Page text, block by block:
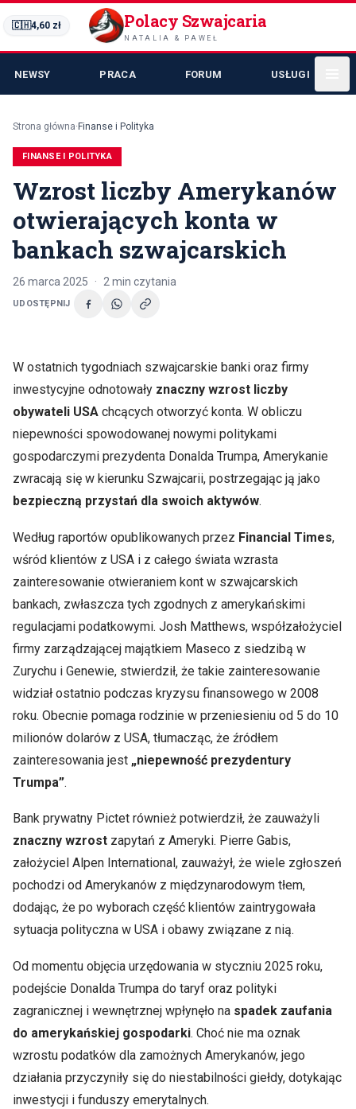
🇨🇭4,60 zł Polacy Szwajcaria
NATALIA & PAWEŁ
NEWSY PRACA FORUM USŁUGI
Strona główna· Finanse i Polityka
FINANSE I POLITYKA
Wzrost liczby Amerykanów
otwierających konta w
bankach szwajcarskich
26 marca 2025 · 2 min czytania
UDOSTĘPNIJ
W ostatnich tygodniach szwajcarskie banki oraz firmy
inwestycyjne odnotowały znaczny wzrost liczby
obywateli USA chcących otworzyć konta. W obliczu
niepewności spowodowanej nowymi politykami
gospodarczymi prezydenta Donalda Trumpa, Amerykanie
zwracają się w kierunku Szwajcarii, postrzegając ją jako
bezpieczną przystań dla swoich aktywów.
Według raportów opublikowanych przez Financial Times,
wśród klientów z USA i z całego świata wzrasta
zainteresowanie otwieraniem kont w szwajcarskich
bankach, zwłaszcza tych zgodnych z amerykańskimi
regulacjami podatkowymi. Josh Matthews, współzałożyciel
firmy zarządzającej majątkiem Maseco z siedzibą w
Zurychu i Genewie, stwierdził, że takie zainteresowanie
widział ostatnio podczas kryzysu finansowego w 2008
roku. Obecnie pomaga rodzinie w przeniesieniu od 5 do 10
milionów dolarów z USA, tłumacząc, że źródłem
zainteresowania jest „niepewność prezydentury
Trumpa”.
Bank prywatny Pictet również potwierdził, że zauważyli
znaczny wzrost zapytań z Ameryki. Pierre Gabis,
założyciel Alpen International, zauważył, że wiele zgłoszeń
pochodzi od Amerykanów z międzynarodowym tłem,
dodając, że po wyborach część klientów zaintrygowała
sytuacja polityczna w USA i obawy związane z nią.
Od momentu objęcia urzędowania w styczniu 2025 roku,
podejście Donalda Trumpa do taryf oraz polityki
zagranicznej i wewnętrznej wpłynęło na spadek zaufania
do amerykańskiej gospodarki. Choć nie ma oznak
wzrostu podatków dla zamożnych Amerykanów, jego
działania przyczyniły się do niestabilności giełdy, dotykając
inwestycji i funduszy emerytalnych.